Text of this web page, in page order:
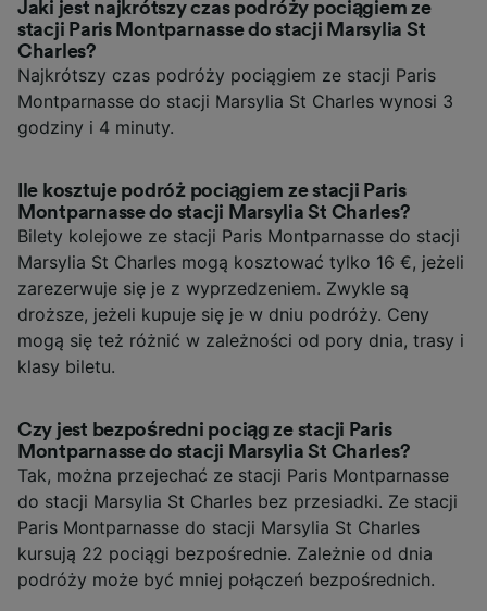
Jaki jest najkrótszy czas podróży pociągiem ze
stacji Paris Montparnasse do stacji Marsylia St
Charles?
Najkrótszy czas podróży pociągiem ze stacji Paris
Montparnasse do stacji Marsylia St Charles wynosi 3
godziny i 4 minuty.
Ile kosztuje podróż pociągiem ze stacji Paris
Montparnasse do stacji Marsylia St Charles?
Bilety kolejowe ze stacji Paris Montparnasse do stacji
Marsylia St Charles mogą kosztować tylko 16 €, jeżeli
zarezerwuje się je z wyprzedzeniem. Zwykle są
droższe, jeżeli kupuje się je w dniu podróży. Ceny
mogą się też różnić w zależności od pory dnia, trasy i
klasy biletu.
Czy jest bezpośredni pociąg ze stacji Paris
Montparnasse do stacji Marsylia St Charles?
Tak, można przejechać ze stacji Paris Montparnasse
do stacji Marsylia St Charles bez przesiadki. Ze stacji
Paris Montparnasse do stacji Marsylia St Charles
kursują 22 pociągi bezpośrednie. Zależnie od dnia
podróży może być mniej połączeń bezpośrednich.